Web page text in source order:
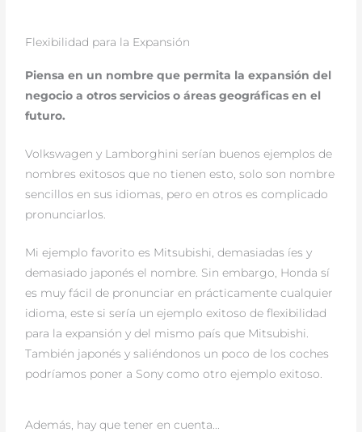
Flexibilidad para la Expansión
Piensa en un nombre que permita la expansión del
negocio a otros servicios o áreas geográficas en el
futuro.
Volkswagen y Lamborghini serían buenos ejemplos de
nombres exitosos que no tienen esto, solo son nombre
sencillos en sus idiomas, pero en otros es complicado
pronunciarlos.
Mi ejemplo favorito es Mitsubishi, demasiadas íes y
demasiado japonés el nombre. Sin embargo, Honda sí
es muy fácil de pronunciar en prácticamente cualquier
idioma, este si sería un ejemplo exitoso de flexibilidad
para la expansión y del mismo país que Mitsubishi.
También japonés y saliéndonos un poco de los coches
podríamos poner a Sony como otro ejemplo exitoso.
Además, hay que tener en cuenta...